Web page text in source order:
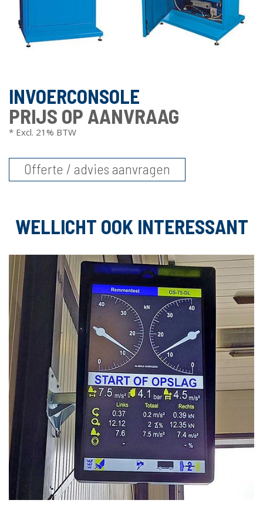
INVOERCONSOLE
PRIJS OP AANVRAAG
* Excl. 21% BTW
Offerte / advies aanvragen
WELLICHT OOK INTERESSANT